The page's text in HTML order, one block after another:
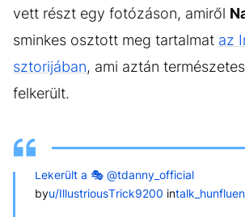
vett részt egy fotózáson, amiről
sminkes osztott meg tartalmat az
sztorijában, ami aztán
felkerült.
Lekerült a 🎭 @tdanny_official
byu/IllustriousTrick9200 in